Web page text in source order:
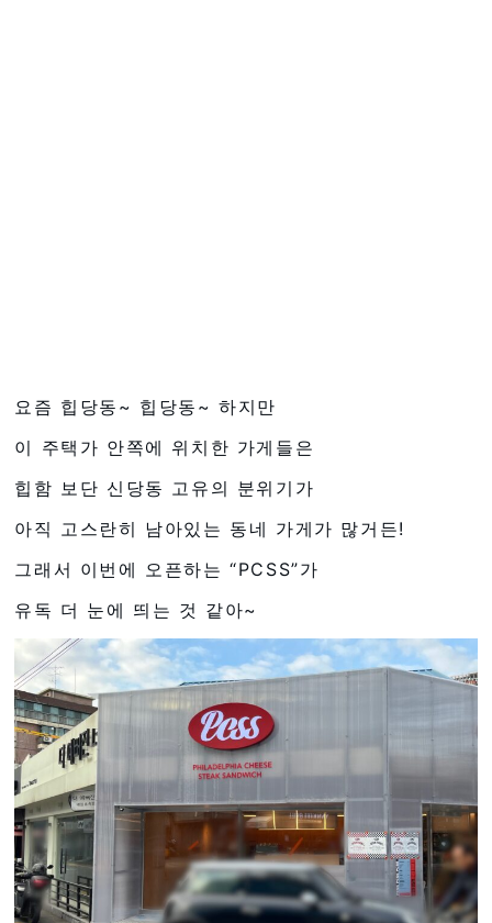
요즘 힙당동~ 힙당동~ 하지만
이 주택가 안쪽에 위치한 가게들은
힙함 보단 신당동 고유의 분위기가
아직 고스란히 남아있는 동네 가게가 많거든!
그래서 이번에 오픈하는 “PCSS”가
유독 더 눈에 띄는 것 같아~